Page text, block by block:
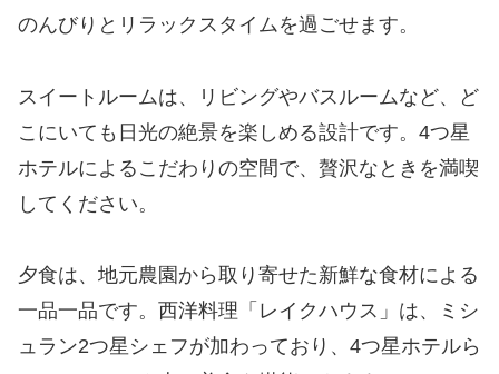
のんびりとリラックスタイムを過ごせます。
スイートルームは、リビングやバスルームなど、ど
こにいても日光の絶景を楽しめる設計です。4つ星
ホテルによるこだわりの空間で、贅沢なときを満喫
してください。
夕食は、地元農園から取り寄せた新鮮な食材による
一品一品です。西洋料理「レイクハウス」は、ミシ
ュラン2つ星シェフが加わっており、4つ星ホテルら